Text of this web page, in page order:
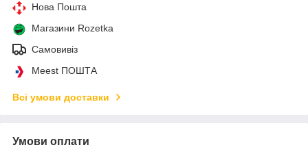
Нова Пошта
Магазини Rozetka
Самовивіз
Meest ПОШТА
Всі умови доставки
Умови оплати